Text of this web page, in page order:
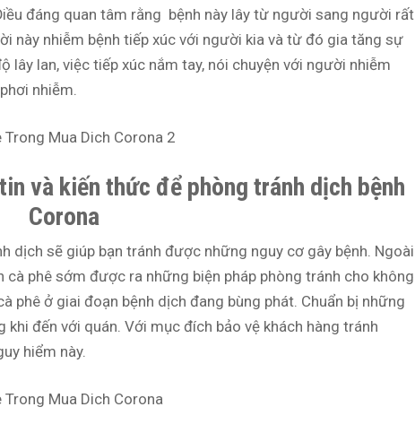
đáng quan tâm rằng bệnh này lây từ người sang người rất
này nhiễm bệnh tiếp xúc với người kia và từ đó gia tăng sự
lây lan, việc tiếp xúc nắm tay, nói chuyện với người nhiễm
nhiễm.
và kiến thức để phòng tránh dịch bệnh
Corona
dịch sẽ giúp bạn tránh được những nguy cơ gây bệnh. Ngoài
cà phê sớm được ra những biện pháp phòng tránh cho không
phê ở giai đoạn bệnh dịch đang bùng phát. Chuẩn bị những
đến với quán. Với mục đích bảo vệ khách hàng tránh
hiểm này.